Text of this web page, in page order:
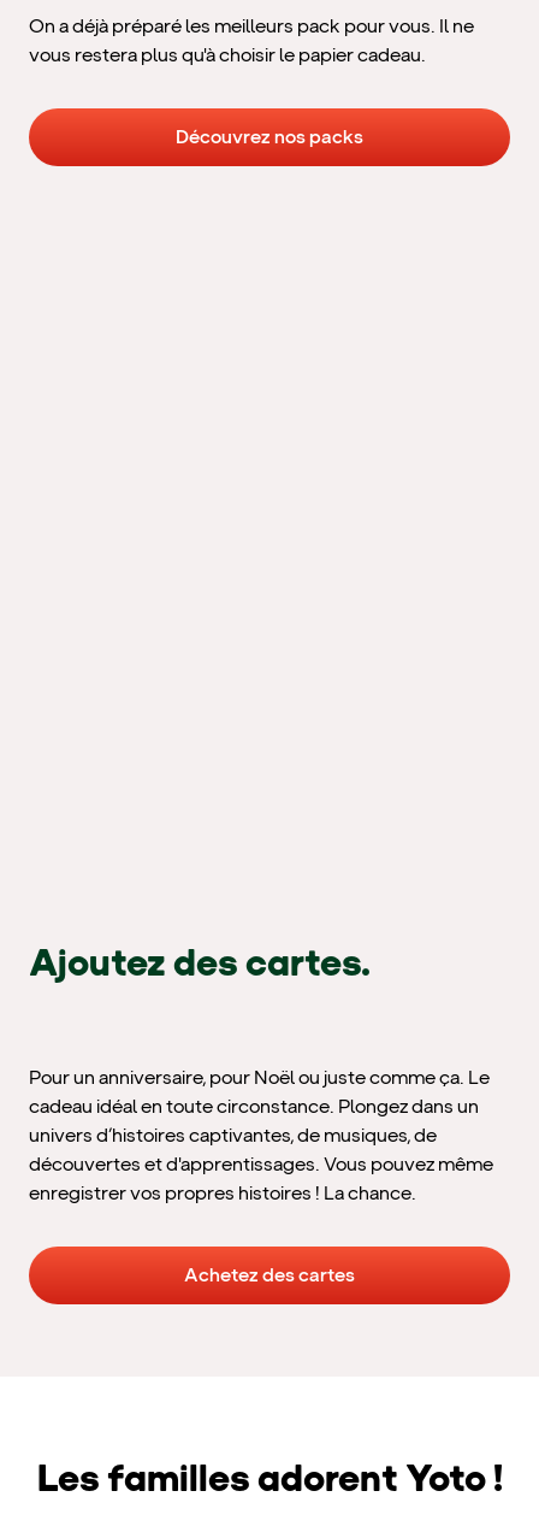
On a déjà préparé les meilleurs pack pour vous. Il ne
vous restera plus qu'à choisir le papier cadeau.
Découvrez nos packs
Ajoutez des cartes.
Pour un anniversaire, pour Noël ou juste comme ça. Le
cadeau idéal en toute circonstance. Plongez dans un
univers d’histoires captivantes, de musiques, de
découvertes et d'apprentissages. Vous pouvez même
enregistrer vos propres histoires ! La chance.
Achetez des cartes
Les familles adorent Yoto !